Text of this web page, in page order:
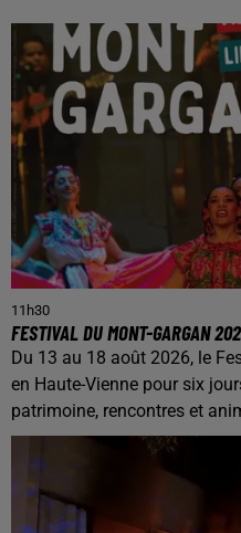
11h30
FESTIVAL DU MONT-GARGAN
Du 13 au 18 août 2026, le
en Haute-Vienne pour six
patrimoine, rencontres et